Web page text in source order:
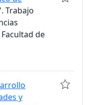
Trabajo
de
y